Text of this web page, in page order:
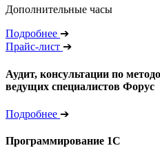
Дополнительные часы
Подробнее ➔
Прайс-лист ➔
Аудит, консультации по
ведущих специалистов Форус
Подробнее ➔
Программирование 1С